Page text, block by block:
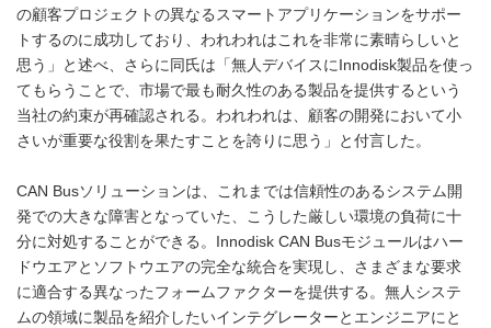
の顧客プロジェクトの異なるスマートアプリケーションをサポー
トするのに成功しており、われわれはこれを非常に素晴らしいと
思う」と述べ、さらに同氏は「無人デバイスにInnodisk製品を使っ
てもらうことで、市場で最も耐久性のある製品を提供するという
当社の約束が再確認される。われわれは、顧客の開発において小
さいが重要な役割を果たすことを誇りに思う」と付言した。
CAN Busソリューションは、これまでは信頼性のあるシステム開
発での大きな障害となっていた、こうした厳しい環境の負荷に十
分に対処することができる。Innodisk CAN Busモジュールはハー
ドウエアとソフトウエアの完全な統合を実現し、さまざまな要求
に適合する異なったフォームファクターを提供する。無人システ
ムの領域に製品を紹介したいインテグレーターとエンジニアにと